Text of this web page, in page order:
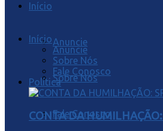
Início
Anuncie
Sobre Nós
Fale Conosco
Início
Anuncie
Sobre Nós
Fale Conosco
Política
CONTA DA